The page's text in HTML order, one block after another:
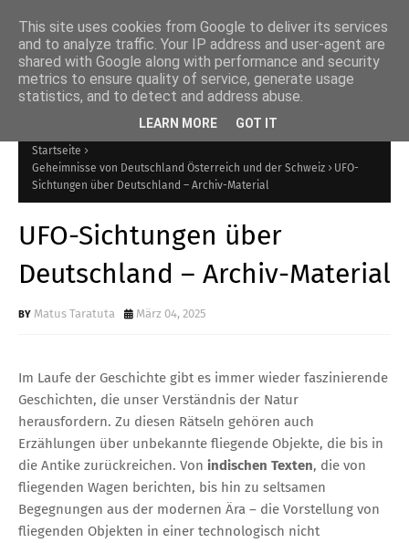
Internetmagazin über
Mysterien
Startseite
Geheimnisse von Deutschland Österreich und der Schweiz
UFO-
Sichtungen über Deutschland – Archiv-Material
UFO-Sichtungen über
Deutschland – Archiv-Material
Matus Taratuta März 04, 2025
Im Laufe der Geschichte gibt es immer wieder faszinierende
Geschichten, die unser Verständnis der Natur
herausfordern. Zu diesen Rätseln gehören auch
Erzählungen über unbekannte fliegende Objekte, die bis in
die Antike zurückreichen. Von indischen Texten, die von
fliegenden Wagen berichten, bis hin zu seltsamen
Begegnungen aus der modernen Ära – die Vorstellung von
fliegenden Objekten in einer technologisch nicht
This site uses cookies from Google to deliver its services
and to analyze traffic. Your IP address and user-agent are
shared with Google along with performance and security
metrics to ensure quality of service, generate usage
statistics, and to detect and address abuse.
LEARN MORE GOT IT